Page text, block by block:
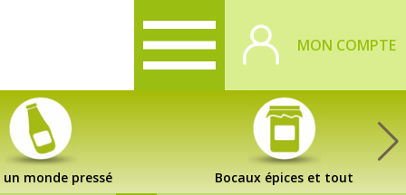
MON COMPTE
un monde pressé Bocaux épices et tout